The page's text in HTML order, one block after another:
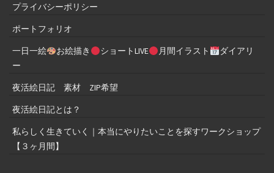
プライバシーポリシー
ポートフォリオ
一日一絵
お絵描き ショートLIVE 月間イラスト
ダイアリ
ー
夜活絵日記 素材 ZIP希望
夜活絵日記とは？
私らしく生きていく｜本当にやりたいことを探すワークショップ
【３ヶ月間】